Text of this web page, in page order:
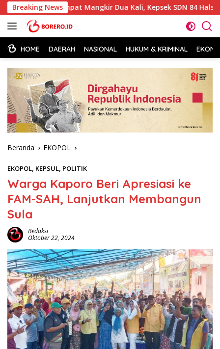
Langsung
ke
konten
Breaking News
Sempat Mangkir Dua Kali, Kepsek SDN 84 Halsel Akhirnya
HOME DAERAH NASIONAL HUKUM & KRIMINAL
Beranda EKOPOL
EKOPOL, KEPSUL, POLITIK
Warga Kaporo Beri Apresiasi ke
FAM-SAH, Lanjutkan Membangun
Sula
Redaksi
Oktober 22, 2024